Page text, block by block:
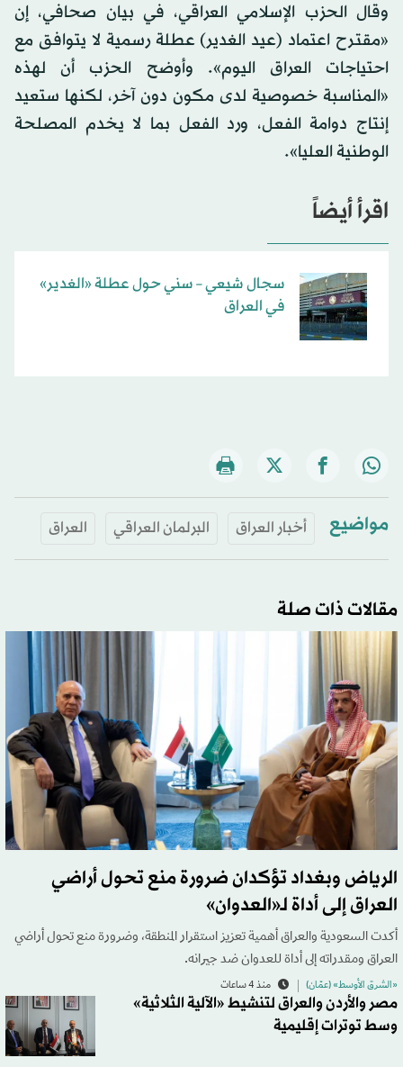
وقال الحزب الإسلامي العراقي، في بيان صحافي، إن
«مقترح اعتماد (عيد الغدير) عطلة رسمية لا يتوافق مع
احتياجات العراق اليوم». وأوضح الحزب أن لهذه
«المناسبة خصوصية لدى مكون دون آخر، لكنها ستعيد
إنتاج دوامة الفعل، ورد الفعل بما لا يخدم المصلحة
الوطنية العليا».
اقرأ أيضاً
سجال شيعي – سني حول عطلة «الغدير»
في العراق
مواضيع أخبار العراق البرلمان العراقي العراق
مقالات ذات صلة
الرياض وبغداد تؤكدان ضرورة منع تحول أراضي
العراق إلى أداة لـ«العدوان»
أكدت السعودية والعراق أهمية تعزيز استقرار المنطقة، وضرورة منع تحول أراضي
العراق ومقدراته إلى أداة للعدوان ضد جيرانه.
«الشرق الأوسط» (عمّان) منذ 4 ساعات
مصر والأردن والعراق لتنشيط «الآلية الثلاثية»
وسط توترات إقليمية